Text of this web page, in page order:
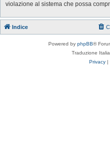
violazione al sistema che possa
Indice
Powered by phpBB®
Traduzione
Privacy |